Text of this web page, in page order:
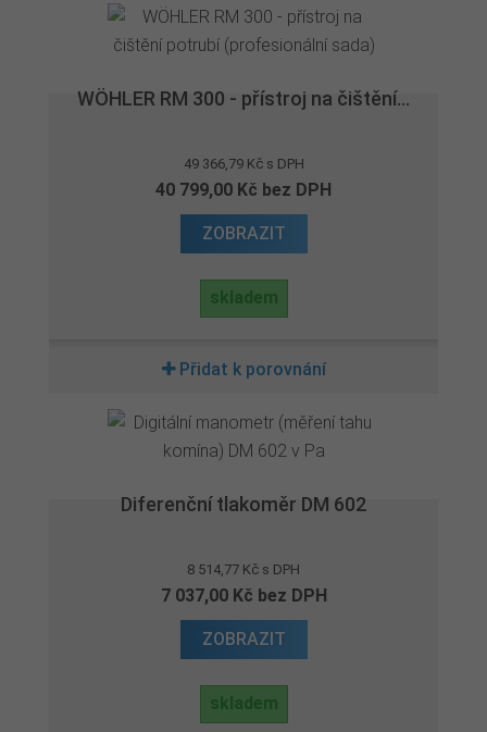
WÖHLER RM 300 - přístroj na čištění...
49 366,79 Kč s DPH
40 799,00 Kč bez DPH
ZOBRAZIT
skladem
Přidat k porovnání
Diferenční tlakoměr DM 602
8 514,77 Kč s DPH
7 037,00 Kč bez DPH
ZOBRAZIT
skladem